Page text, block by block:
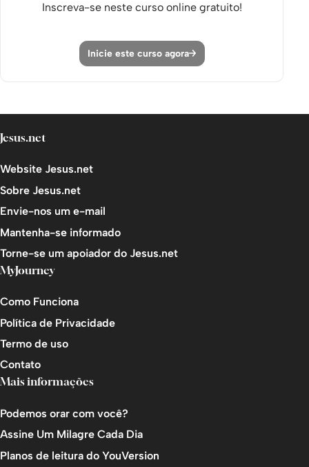
Inscreva-se neste curso online gratuito!
Inicie este curso agora
Jesus.net
Website Jesus.net
Sobre Jesus.net
Envie-nos um e-mail
Mantenha-se informado
Torne-se um apoiador do Jesus.net
MyJourney
Como Funciona
Política de Privacidade
Termo de uso
Contato
Mais informações
Podemos orar com você?
Assine Um Milagre Cada Dia
Planos de leitura do YouVersion